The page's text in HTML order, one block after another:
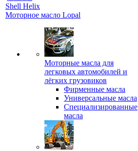
Shell Helix
Моторное масло Lopal
Моторные масла для
легковых автомобилей и
лёгких грузовиков
Фирменные масла
Универсальные масла
Специализированные
масла